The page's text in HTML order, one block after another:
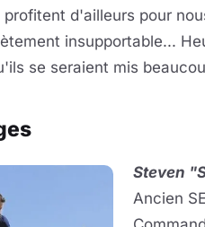
d'ailleurs pour
insupportable...
se seraient mis
Steven
Ancien